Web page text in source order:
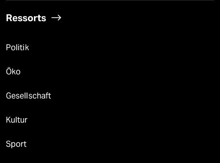
Ressorts
Politik
Öko
Gesellschaft
Kultur
Sport